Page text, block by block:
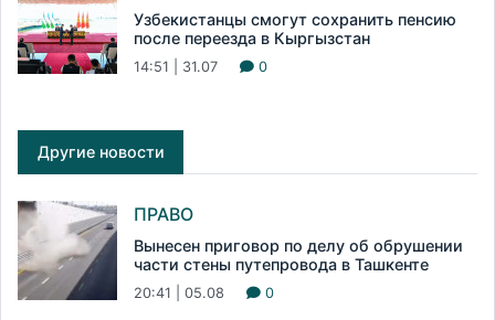
Узбекистанцы смогут сохранить пенсию
после переезда в Кыргызстан
14:51 | 31.07 0
Другие новости
ПРАВО
Вынесен приговор по делу об обрушении
части стены путепровода в Ташкенте
20:41 | 05.08 0